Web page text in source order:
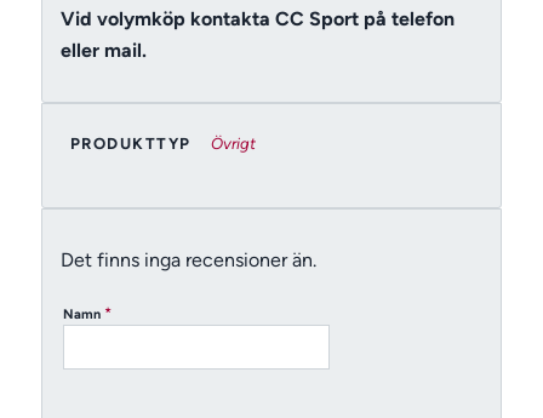
Vid volymköp kontakta CC Sport på telefon
eller mail.
PRODUKTTYP Övrigt
Det finns inga recensioner än.
Namn *